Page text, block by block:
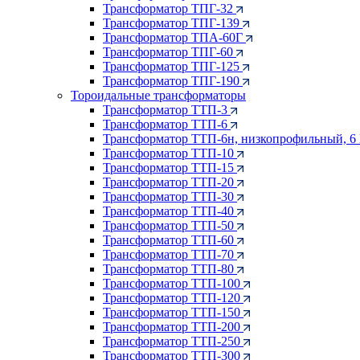
Трансформатор ТПГ-32
Трансформатор ТПГ-139
Трансформатор ТПА-60Г
Трансформатор ТПГ-60
Трансформатор ТПГ-125
Трансформатор ТПГ-190
Тороидальные трансформаторы
Трансформатор ТТП-3
Трансформатор ТТП-6
Трансформатор ТТП-6н, низкопрофильный,
Трансформатор ТТП-10
Трансформатор ТТП-15
Трансформатор ТТП-20
Трансформатор ТТП-30
Трансформатор ТТП-40
Трансформатор ТТП-50
Трансформатор ТТП-60
Трансформатор ТТП-70
Трансформатор ТТП-80
Трансформатор ТТП-100
Трансформатор ТТП-120
Трансформатор ТТП-150
Трансформатор ТТП-200
Трансформатор ТТП-250
Трансформатор ТТП-300